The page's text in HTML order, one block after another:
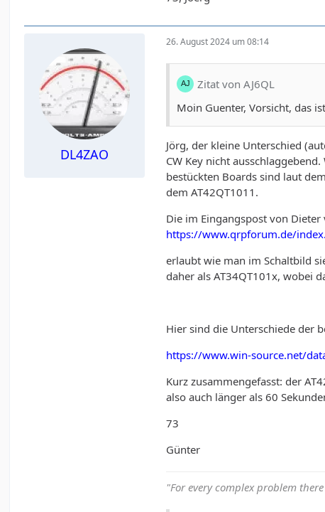
DL4ZAO
26. August 2024 um 08:14
Zitat von AJ6QL
Moin Guenter, Vorsicht, das
Jörg, der kleine Unterschied
CW Key nicht
bestückten Boards sind laut
dem AT42QT1011.
Die im Eingangspost von
https://www.qrpforum.de/
erlaubt wie man im Schaltbild
daher als AT34QT101x, wobei
Hier sind die Unterschiede der
https://www.win-source.net/
Kurz zusammengefasst: der
also auch länger als 60
73
Günter
"For every complex problem